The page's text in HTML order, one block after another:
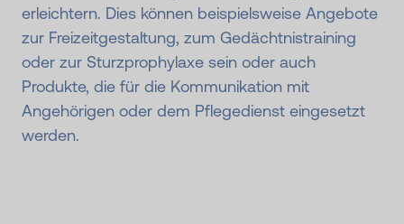
erleichtern. Dies können beispielsweise Angebote
zur Freizeitgestaltung, zum Gedächtnistraining
oder zur Sturzprophylaxe sein oder auch
Produkte, die für die Kommunikation mit
Angehörigen oder dem Pflegedienst eingesetzt
werden.